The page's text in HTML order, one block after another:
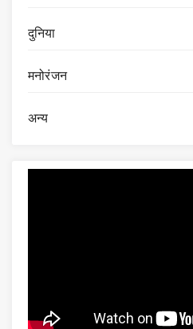
दुनिया
मनोरंजन
अन्य